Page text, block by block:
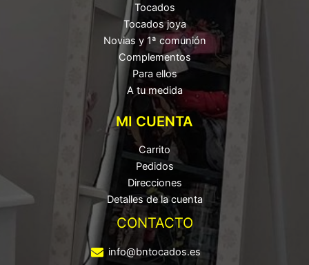
Tocados
Tocados joya
Novias y 1ª comunión
Complementos
Para ellos
A tu medida
MI CUENTA
Carrito
Pedidos
Direcciones
Detalles de la cuenta
CONTACTO
info@bntocados.es